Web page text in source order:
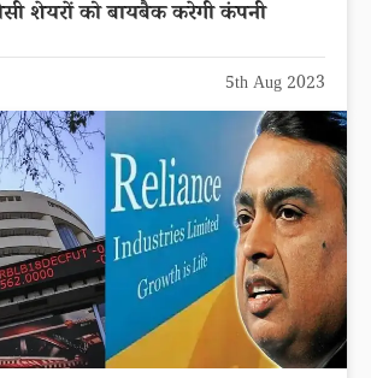
शेयरों को बायबैक करेगी कंपनी
5th Aug 2023